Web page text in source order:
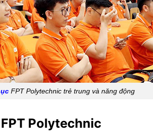
FPT Polytechnic trẻ trung và năng động
Polytechnic